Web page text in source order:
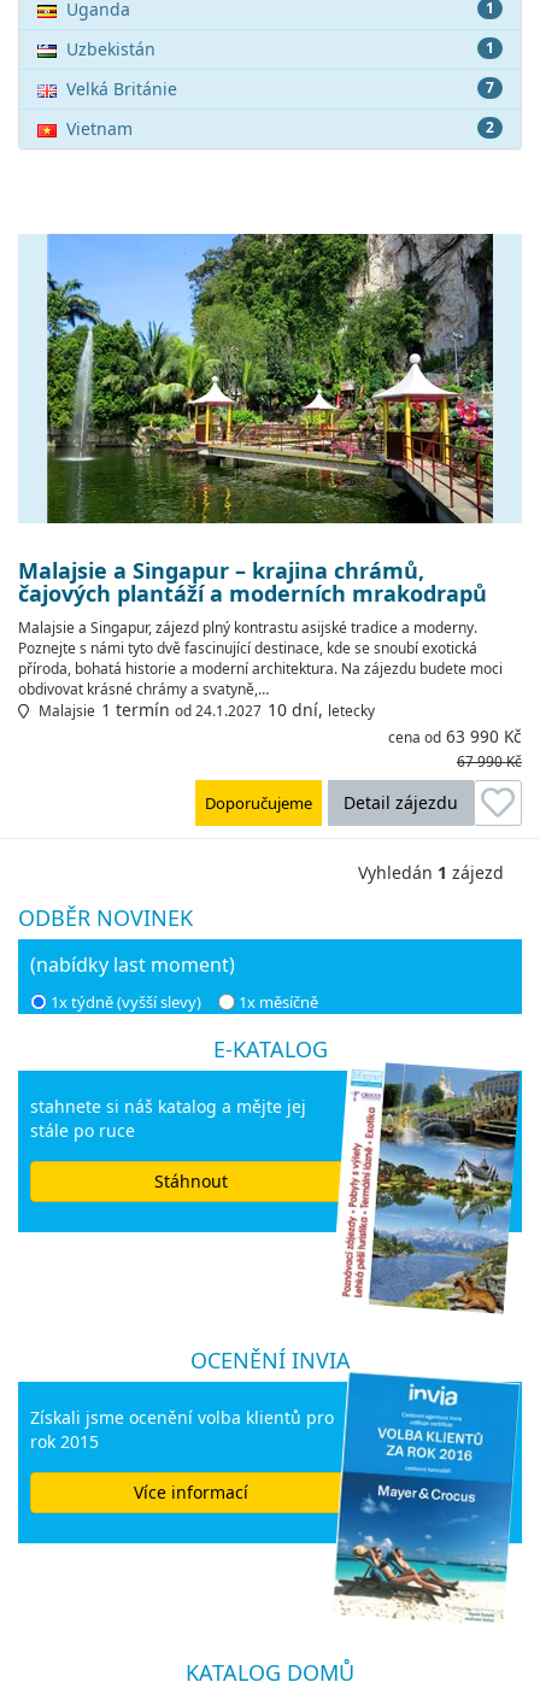
1
Uganda
1
Uzbekistán
7
Velká Británie
2
Vietnam
Malajsie a Singapur – krajina chrámů,
čajových plantáží a moderních mrakodrapů
Malajsie a Singapur, zájezd plný kontrastu asijské tradice a moderny.
Poznejte s námi tyto dvě fascinující destinace, kde se snoubí exotická
příroda, bohatá historie a moderní architektura. Na zájezdu budete moci
obdivovat krásné chrámy a svatyně,…
Malajsie 1 termín od 24.1.2027 10 dní, letecky
cena od 63 990 Kč
67 990 Kč
Detail zájezdu
Doporučujeme
Vyhledán 1 zájezd
ODBĚR NOVINEK
(nabídky last moment)
1x týdně (vyšší slevy) 1x měsíčně
E-KATALOG
stahnete si náš katalog a mějte jej
stále po ruce
Stáhnout
OCENĚNÍ INVIA
Získali jsme ocenění volba klientů pro
rok 2015
Více informací
KATALOG DOMŮ